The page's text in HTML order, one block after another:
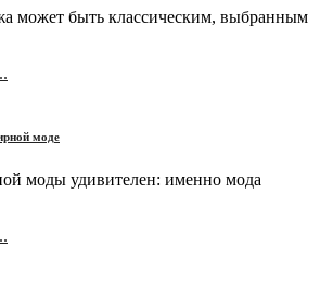
может быть классическим, выбранным
моде
моды удивителен: именно мода